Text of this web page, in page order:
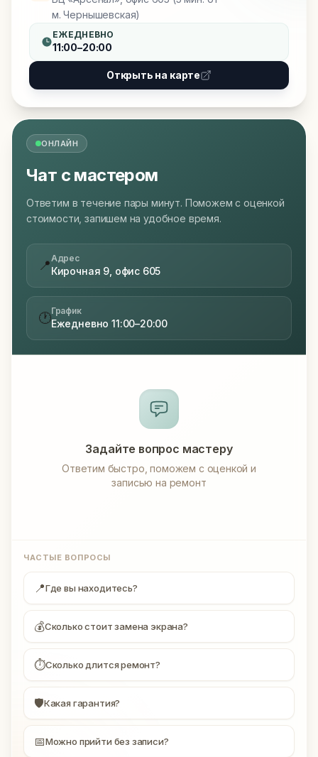
м. Чернышевская)
ЕЖЕДНЕВНО
11:00–20:00
Открыть на карте
ОНЛАЙН
Чат с мастером
Ответим в течение пары минут. Поможем с оценкой
стоимости, запишем на удобное время.
📍Адрес
Кирочная 9, офис 605
🕐График
Ежедневно 11:00–20:00
Задайте вопрос мастеру
Ответим быстро, поможем с оценкой и
записью на ремонт
ЧАСТЫЕ ВОПРОСЫ
📍Где вы находитесь?
💰Сколько стоит замена экрана?
⏱Сколько длится ремонт?
🛡Какая гарантия?
📅Можно прийти без записи?